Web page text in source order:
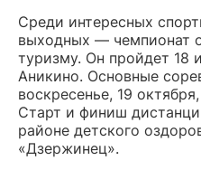
Среди интересных
выходных — чемпионат
туризму. Он пройдет 18
Аникино. Основные
воскресенье, 19
Старт и финиш
районе детского
«Дзержинец».